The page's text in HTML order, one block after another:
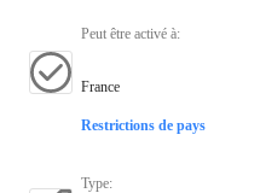
Peut être activé à:
France
Restrictions de pays
Type: